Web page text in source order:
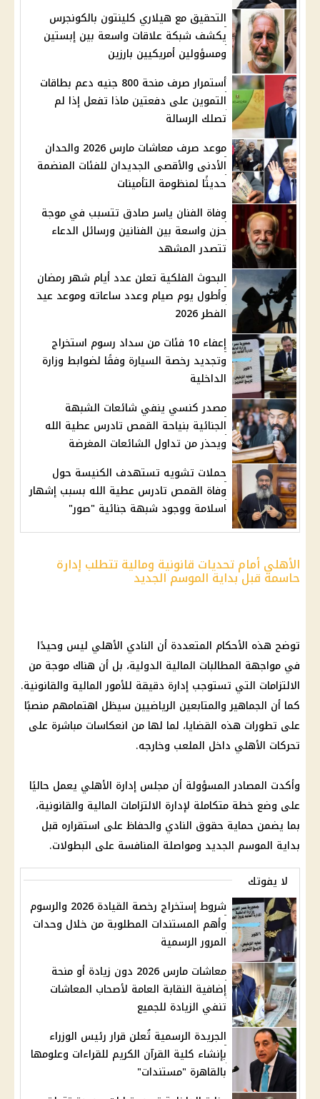
التحقيق مع هيلاري كلينتون بالكونجرس
يكشف شبكة علاقات واسعة بين إبستين
ومسؤولين أمريكيين بارزين
أستمرار صرف منحة 800 جنيه دعم بطاقات
التموين على دفعتين ماذا تفعل إذا لم
تصلك الرسالة
موعد صرف معاشات مارس 2026 والحدان
الأدنى والأقصى الجديدان للفئات المنضمة
حديثًا لمنظومة التأمينات
وفاة الفنان ياسر صادق تتسبب في موجة
حزن واسعة بين الفنانين ورسائل الدعاء
تتصدر المشهد
البحوث الفلكية تعلن عدد أيام شهر رمضان
وأطول يوم صيام وعدد ساعاته وموعد عيد
الفطر 2026
إعفاء 10 فئات من سداد رسوم استخراج
وتجديد رخصة السيارة وفقًا لضوابط وزارة
الداخلية
مصدر كنسي ينفي شائعات الشبهة
الجنائية بنياحة القمص تادرس عطية الله
ويحذر من تداول الشائعات المغرضة
حملات تشويه تستهدف الكنيسة حول
وفاة القمص تادرس عطية الله بسبب إشهار
اسلامة ووجود شبهة جنائية "صور"
الأهلي أمام تحديات قانونية ومالية تتطلب إدارة
حاسمة قبل بداية الموسم الجديد
توضح هذه الأحكام المتعددة أن النادي الأهلي ليس وحيدًا
في مواجهة المطالبات المالية الدولية، بل أن هناك موجة من
الالتزامات التي تستوجب إدارة دقيقة للأمورالمالية والقانونية.
كما أن الجماهير والمتابعين الرياضيين سيظل اهتمامهم منصبًا
على تطورات هذه القضايا، لما لها من انعكاسات مباشرة على
تحركات الأهلي داخل الملعب وخارجه.
وأكدت المصادر المسؤولة أن مجلس إدارة الأهلي يعمل حاليًا
على وضع خطة متكاملة لإدارة الالتزامات المالية والقانونية،
بما يضمن حماية حقوق النادي والحفاظ على استقراره قبل
بداية الموسم الجديد ومواصلة المنافسة على البطولات.
لا يفوتك
شروط إستخراج رخصة القيادة 2026 والرسوم
وأهم المستندات المطلوبة من خلال وحدات
المرور الرسمية
معاشات مارس 2026 دون زيادة أو منحة
إضافية النقابة العامة لأصحاب المعاشات
تنفي الزيادة للجميع
الجريدة الرسمية تُعلن قرار رئيس الوزراء
بإنشاء كلية القرآن الكريم للقراءات وعلومها
بالقاهرة "مستندات"